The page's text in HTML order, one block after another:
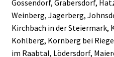
Gossendorf, Grabersdorf,
Weinberg, Jagerberg,
Kirchbach in der Steiermark,
Kohlberg, Kornberg bei
im Raabtal, Lödersdorf,